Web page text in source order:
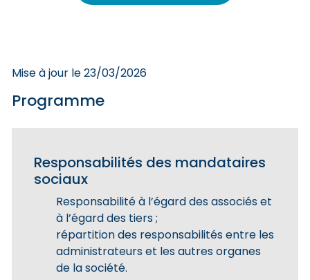
Mise à jour le 23/03/2026
Programme
Responsabilités des mandataires
sociaux
Responsabilité à l’égard des associés et
à l’égard des tiers ;
répartition des responsabilités entre les
administrateurs et les autres organes
de la société.